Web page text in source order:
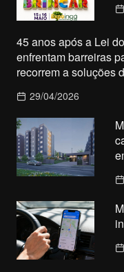
45 anos após a Lei
enfrentam barreiras
recorrem a soluções
29/04/2026